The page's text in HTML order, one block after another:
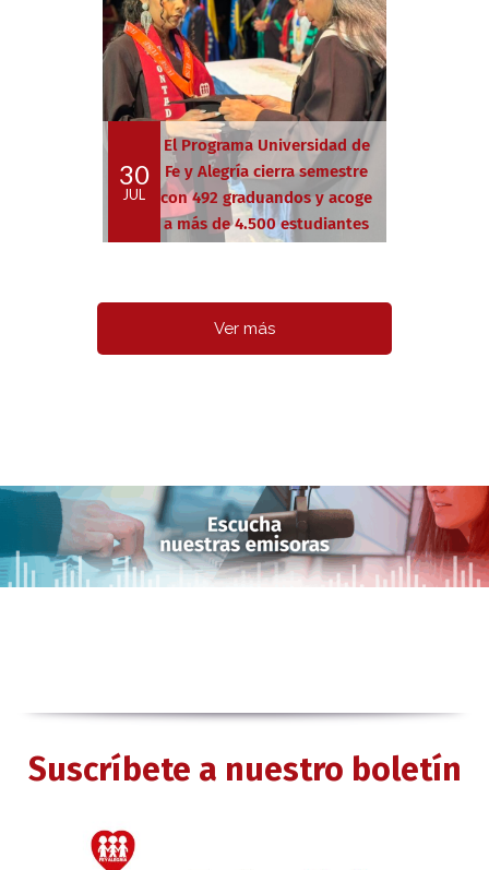
30
JUL
El Programa Universidad de
Fe y Alegría cierra semestre
con 492 graduandos y acoge
a más de 4.500 estudiantes
Ver más
Suscríbete a nuestro boletín